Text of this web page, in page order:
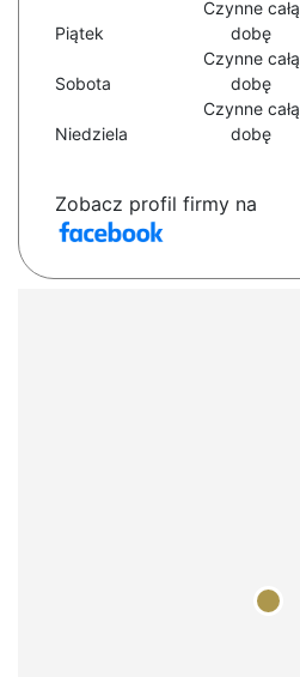
Piątek
Czynne całą
dobę
Sobota
Czynne całą
dobę
Niedziela
Czynne całą
dobę
Zobacz profil firmy na